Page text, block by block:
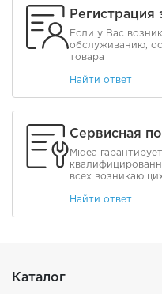
Регистрация
Если у Вас
обслуживанию,
товара
Найти ответ
Сервисная
Midea
всех
Найти ответ
Каталог